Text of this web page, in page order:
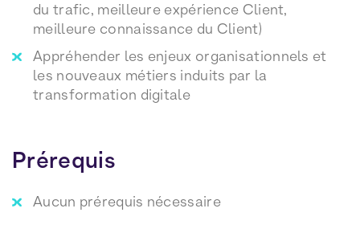
du trafic, meilleure expérience Client,
meilleure connaissance du Client)
Appréhender les enjeux organisationnels et
les nouveaux métiers induits par la
transformation digitale
Prérequis
Aucun prérequis nécessaire